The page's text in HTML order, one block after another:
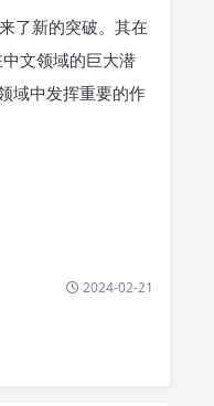
了新的突破。其在
文领域的巨大潜
域中发挥重要的作
2024-02-21